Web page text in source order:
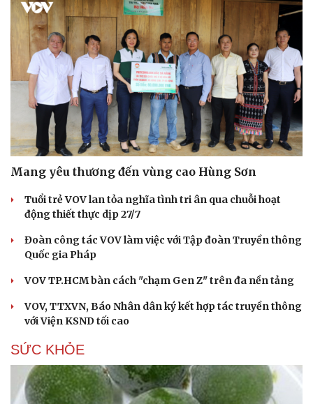
Mang yêu thương đến vùng cao Hùng Sơn
Tuổi trẻ VOV lan tỏa nghĩa tình tri ân qua chuỗi hoạt
động thiết thực dịp 27/7
Đoàn công tác VOV làm việc với Tập đoàn Truyền thông
Quốc gia Pháp
VOV TP.HCM bàn cách "chạm Gen Z" trên đa nền tảng
VOV, TTXVN, Báo Nhân dân ký kết hợp tác truyền thông
với Viện KSND tối cao
SỨC KHỎE